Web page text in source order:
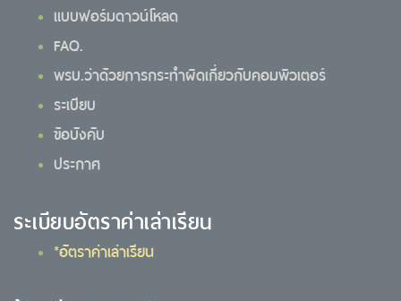
แบบฟอร์มดาวน์โหลด
FAQ.
พรบ.ว่าด้วยการกระทำผิดเกี่ยวกับคอมพิวเตอร์
ระเบียบ
ข้อบังคับ
ประกาศ
ระเบียบอัตราค่าเล่าเรียน
*อัตราค่าเล่าเรียน